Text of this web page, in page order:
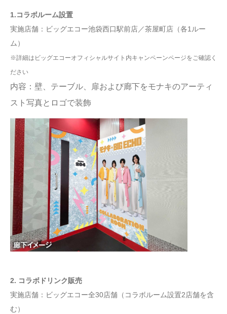
1.コラボルーム設置
実施店舗：ビッグエコー池袋西口駅前店／茶屋町店（各1ルー
ム）
※詳細はビッグエコーオフィシャルサイト内キャンペーンページをご確認く
ださい
内容：壁、テーブル、扉および廊下をモナキのアーティ
スト写真とロゴで装飾
2. コラボドリンク販売
実施店舗：ビッグエコー全30店舗（コラボルーム設置2店舗を含
む）